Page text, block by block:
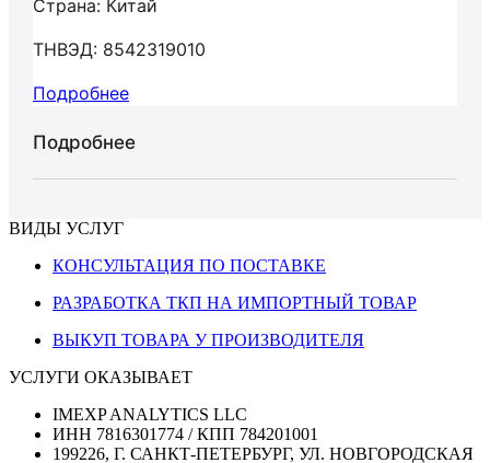
Страна: Китай
ТНВЭД: 8542319010
Подробнее
Подробнее
ВИДЫ УСЛУГ
КОНСУЛЬТАЦИЯ ПО ПОСТАВКЕ
РАЗРАБОТКА ТКП НА ИМПОРТНЫЙ ТОВАР
ВЫКУП ТОВАРА У ПРОИЗВОДИТЕЛЯ
УСЛУГИ ОКАЗЫВАЕТ
IMEXP ANALYTICS LLC
ИНН 7816301774 / КПП 784201001
199226, Г. САНКТ-ПЕТЕРБУРГ, УЛ. НОВГОРОДСКАЯ